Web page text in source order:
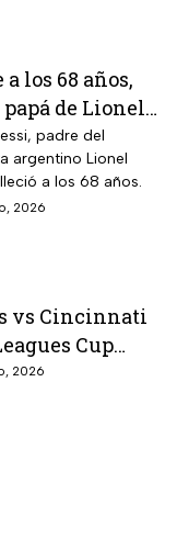
los 68 años,
papá de Lionel
padre del
argentino Lionel
a los 68 años.
2026
vs Cincinnati
Cup
pospuesto
2026